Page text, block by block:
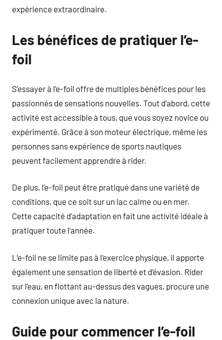
expérience extraordinaire.
Les bénéfices de pratiquer l’e-
foil
S’essayer à l’e-foil offre de multiples bénéfices pour les
passionnés de sensations nouvelles. Tout d’abord, cette
activité est accessible à tous, que vous soyez novice ou
expérimenté. Grâce à son moteur électrique, même les
personnes sans expérience de sports nautiques
peuvent facilement apprendre à rider.
De plus, l’e-foil peut être pratiqué dans une variété de
conditions, que ce soit sur un lac calme ou en mer.
Cette capacité d’adaptation en fait une activité idéale à
pratiquer toute l’année.
L’e-foil ne se limite pas à l’exercice physique, il apporte
également une sensation de liberté et d’évasion. Rider
sur l’eau, en flottant au-dessus des vagues, procure une
connexion unique avec la nature.
Guide pour commencer l’e-foil